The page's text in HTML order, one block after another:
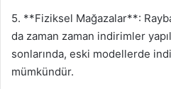
5. **Fiziksel Mağazalar**:
da zaman zaman indirimler
sonlarında, eski modellerde
mümkündür.